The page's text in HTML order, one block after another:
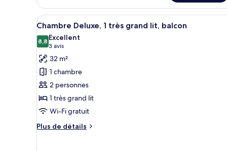
chambre
(2
adults
+
2
children)
Suite,
chambre
adults
2
children)
Afficher
toutes
les
photos
pour
ce
type
de
chambre :
Chambre
Une chambre d’hôtel avec
7
Chambre Deluxe, 1 très grand lit, balcon
8,88,8 sur 10
Excellent
3 avis
(3 avis)
32 m²
1 chambre
2 personnes
1 très grand lit
Wi-Fi gratuit
Plus de détails
Plus